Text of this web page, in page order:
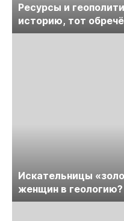
Ресурсы и
историю, тот
Искательницы
женщин в геологию?